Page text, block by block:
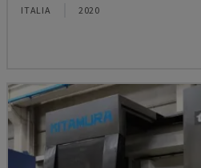
ITALIA 2020